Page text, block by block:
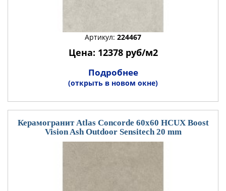
Артикул: 224467
Цена: 12378 руб/м2
Подробнее
(открыть в новом окне)
Керамогранит Atlas Concorde 60x60 HCUX Boost
Vision Ash Outdoor Sensitech 20 mm